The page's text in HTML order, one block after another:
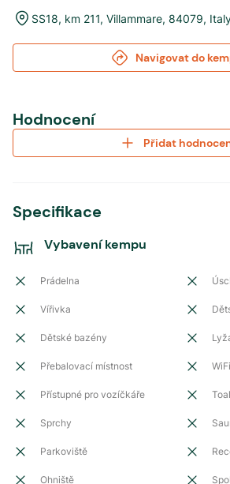
SS18, km 211, Villammare, 84079,
Navigovat do
Hodnocení
Přidat
Specifikace
Vybavení kempu
Prádelna
Vířivka
Dětské bazény
Přebalovací místnost WiFi
Přístupné pro vozíčkáře
Sprchy
Parkoviště
Ohniště